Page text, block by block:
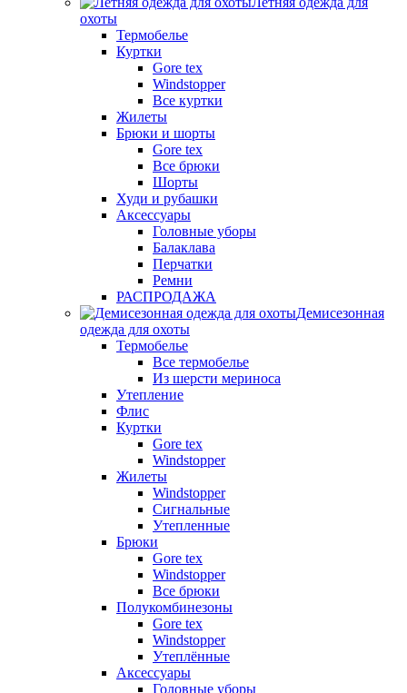
охоты
Термобелье
Куртки
Gore tex
Windstopper
Все куртки
Жилеты
Брюки и шорты
Gore tex
Все брюки
Шорты
Худи и рубашки
Аксессуары
Головные уборы
Балаклава
Перчатки
Ремни
РАСПРОДАЖА
Демисезонная
одежда для охоты
Термобелье
Все термобелье
Из шерсти мериноса
Утепление
Флис
Куртки
Gore tex
Windstopper
Жилеты
Windstopper
Сигнальные
Утепленные
Брюки
Gore tex
Windstopper
Все брюки
Полукомбинезоны
Gore tex
Windstopper
Утеплённые
Аксессуары
Головные уборы